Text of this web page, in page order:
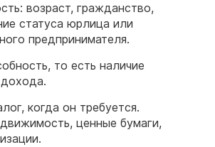
возраст, гражданство,
статуса юрлица или
предпринимателя.
то есть наличие
когда он требуется.
ценные бумаги,